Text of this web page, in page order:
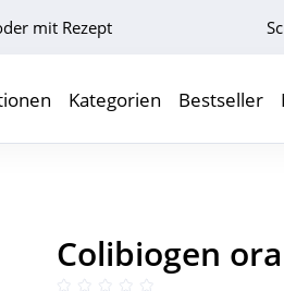
mit Rezept
Kategorien Bestseller
Colibiogen